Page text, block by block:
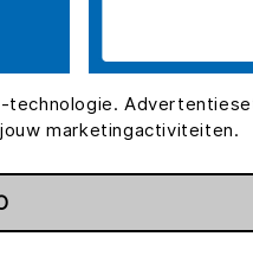
marketingactiviteiten.